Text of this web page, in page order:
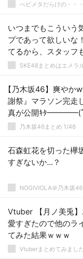
べビメタだらけの・・・
いつまでもこういう
プであって欲しいな
てるから、スタッフ
SKE48まとめはエメラ
【乃木坂46】爽やか
謝祭』マラソン完走
真が公開ｷﾀ
乃木坂46まとめ 1/46
石森虹花を切った欅
すぎないか...？
NOGIVIOLA＠乃木坂
Vtuber 【月ノ美兎
愛すぎたので他のラ
てみた結果ｗｗｗ
Vtuberまとめてみまし